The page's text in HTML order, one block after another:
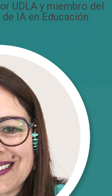
UDLA y miembro del
IA en Educación